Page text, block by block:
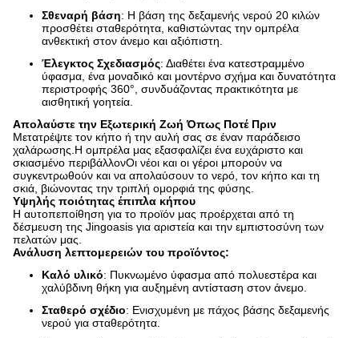
Σθεναρή βάση: Η βάση της δεξαμενής νερού 20 κιλών
προσθέτει σταθερότητα, καθιστώντας την ομπρέλα
ανθεκτική στον άνεμο και αξιόπιστη.
Έλεγκτος Σχεδιασμός: Διαθέτει ένα κατεστραμμένο
ύφασμα, ένα μοναδικό και μοντέρνο σχήμα και δυνατότητα
περιστροφής 360°, συνδυάζοντας πρακτικότητα με
αισθητική γοητεία.
Απολαύστε την Εξωτερική Ζωή Όπως Ποτέ Πριν
Μετατρέψτε τον κήπο ή την αυλή σας σε έναν παράδεισο
χαλάρωσης.Η ομπρέλα μας εξασφαλίζει ένα ευχάριστο και
σκιασμένο περιβάλλονΟι νέοι και οι γέροι μπορούν να
συγκεντρωθούν και να απολαύσουν το νερό, τον κήπο και τη
σκιά, βιώνοντας την τριπλή ομορφιά της φύσης.
Υψηλής ποιότητας έπιπλα κήπου
Η αυτοπεποίθηση για το προϊόν μας προέρχεται από τη
δέσμευση της Jingoasis για αριστεία και την εμπιστοσύνη των
πελατών μας.
Ανάλυση λεπτομερειών του προϊόντος:
Καλό υλικό: Πυκνωμένο ύφασμα από πολυεστέρα και
χαλύβδινη θήκη για αυξημένη αντίσταση στον άνεμο.
Σταθερό σχέδιο: Ενισχυμένη με πάχος βάσης δεξαμενής
νερού για σταθερότητα.